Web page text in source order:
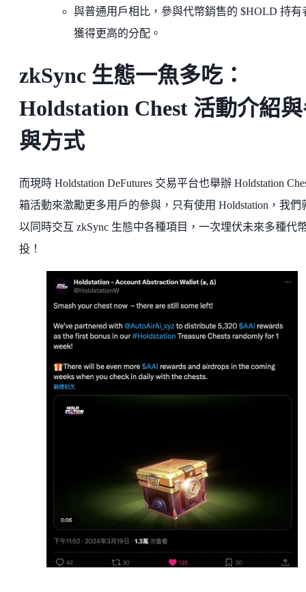
與普通用戶相比，參與代幣銷售的 $HOLD 持有
獲得更高的分配。
zkSync 生態一魚多吃：
Holdstation Chest 活動介紹
與方式
而現時 Holdstation DeFutures 交易平台也舉辦 Holdstation
箱活動來激勵更多用戶的參與，只有使用 Holdstation，我們
以同時交互 zkSync 生態中各種項目，一次埋伏未來多種代
投！